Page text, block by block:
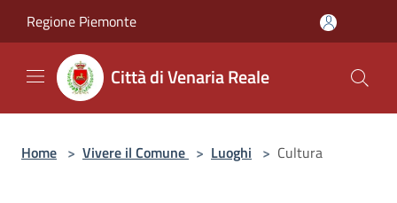
Regione Piemonte
Città di Venaria Reale
Home > Vivere il Comune > Luoghi > Cultura